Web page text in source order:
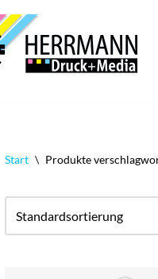
Start \ Produkte